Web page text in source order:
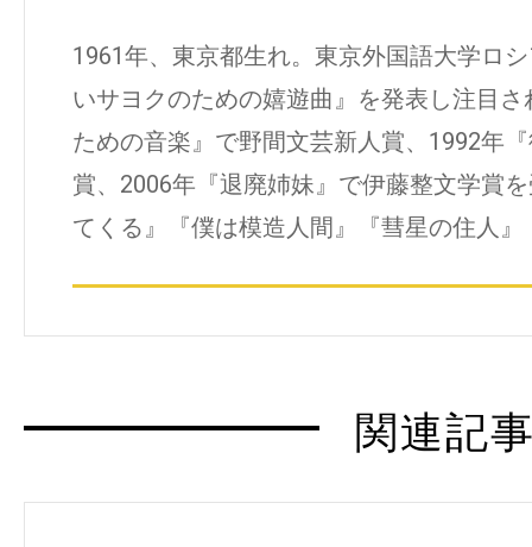
1961年、東京都生れ。東京外国語大学ロ
いサヨクのための嬉遊曲』を発表し注目
ための音楽』で野間文芸新人賞、1992年
賞、2006年『退廃姉妹』で伊藤整文学賞
てくる』『僕は模造人間』『彗星の住人
関連記